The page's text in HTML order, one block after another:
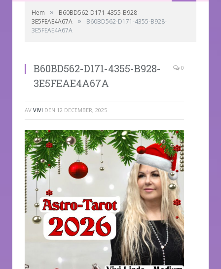
Hem »
B60BD562-D171-4355-B928-
3E5FEAE4A67A »
B60BD562-D171-4355-B928-
3E5FEAE4A67A
B60BD562-D171-4355-B928-
3E5FEAE4A67A
0
AV VIVI DEN 12 DECEMBER, 2025